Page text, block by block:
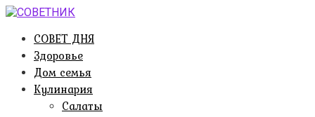
Перейти
контентуСОВЕТ ДНЯ
Здоровье
Дом семья
Кулинария
Салаты